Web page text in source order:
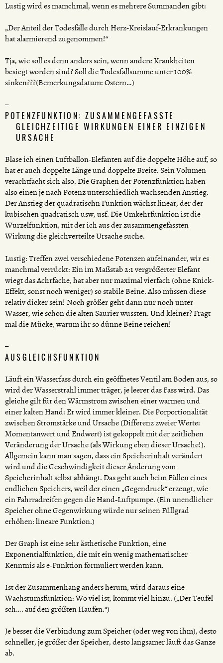
Lustig wird es mamchmal, wenn es mehrere Summanden gibt:
„Der Anteil der Todesfälle durch Herz-Kreislauf-Erkrankungen
hat alarmierend zugenommen!“
Tja, wie soll es denn anders sein, wenn andere Krankheiten
besiegt worden sind? Soll die Todesfallsumme unter 100%
sinken???(Bemerkungsdatum: Ostern…)
POTENZFUNKTION: ZUSAMMENGEFASSTE
GLEICHZEITIGE WIRKUNGEN EINER EINZIGEN
URSACHE
Blase ich einen Luftballon-Elefanten auf die doppelte Höhe auf, so
hat er auch doppelte Länge und doppelte Breite. Sein Volumen
verachtfacht sich also. Die Graphen der Potenzfunktion haben
also einen je nach Potenz unterschiedlich wachsenden Anstieg.
Der Anstieg der quadratischn Funktion wächst linear, der der
kubischen quadratisch usw, usf. Die Umkehrfunktion ist die
Wurzelfunktion, mit der ich aus der zusammengefassten
Wirkung die gleichverteilte Ursache suche.
Lustig: Treffen zwei verschiedene Potenzen aufeinander, wir es
manchmal verrückt: Ein im Maßstab 2:1 vergrößerter Elefant
wiegt das Achrfache, hat aber nur maximal vierfach (ohne Knick-
Effekt, sonst noch weniger) so stabile Beine. Also müssen diese
relativ dicker sein! Noch größer geht dann nur noch unter
Wasser, wie schon die alten Saurier wussten. Und kleiner? Fragt
mal die Mücke, warum ihr so dünne Beine reichen!
AUSGLEICHSFUNKTION
Läuft ein Wasserfass durch ein geöffnetes Ventil am Boden aus, so
wird der Wasserstrahl immer träger, je leerer das Fass wird. Das
gleiche gilt für den Wärmstrom zwischen einer warmen und
einer kalten Hand: Er wird immer kleiner. Die Porportionalität
zwischen Stromstärke und Ursache (Differenz zweier Werte:
Momentanwert und Endwert) ist gekoppelt mit der zeitlichen
Veränderung der Ursache (als Wirkung eben dieser Ursache!).
Allgemein kann man sagen, dass ein Speicherinhalt verändert
wird und die Geschwindigkeit dieser Änderung vom
Speicherinhalt selbst abhängt. Das geht auch beim Füllen eines
endlichen Speichers, weil der einen „Gegendruck“ erzeugt, wie
ein Fahrradreifen gegen die Hand-Luftpumpe. (Ein unendlicher
Speicher ohne Gegenwirkung würde nur seinen Füllgrad
erhöhen: lineare Funktion.)
Der Graph ist eine sehr ästhetische Funktion, eine
Exponentialfunktion, die mit ein wenig mathematischer
Kenntnis als e-Funktion formuliert werden kann.
Ist der Zusammenhang anders herum, wird daraus eine
Wachstumsfunktion: Wo viel ist, kommt viel hinzu. („Der Teufel
sch…. auf den größten Haufen.“)
Je besser die Verbindung zum Speicher (oder weg von ihm), desto
schneller, je größer der Speicher, desto langsamer läuft das Ganze
ab.